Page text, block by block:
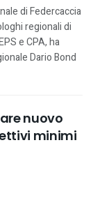
di Federcaccia
regionali di
e CPA, ha
Dario Bond
nuovo
minimi